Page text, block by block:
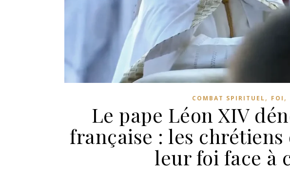
COMBAT SPIRITUEL, FOI ,
Le pape Léon XIV
française : les
leur foi face à